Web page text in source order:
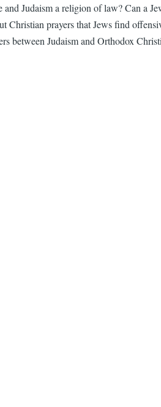
Judaism a religion of law? Can a
prayers that Jews find
between Judaism and Orthodox